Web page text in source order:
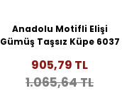
Anadolu Motifli Elişi
Gümüş Taşsız Küpe 6037
905,79 TL
1.065,64 TL